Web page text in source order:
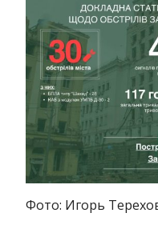
Фото: Игорь